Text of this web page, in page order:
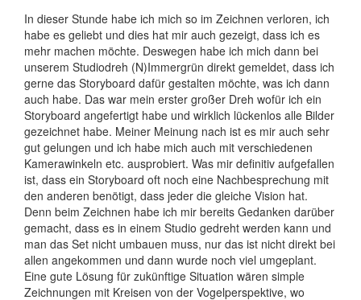
In dieser Stunde habe ich mich so im Zeichnen verloren, ich
habe es geliebt und dies hat mir auch gezeigt, dass ich es
mehr machen möchte. Deswegen habe ich mich dann bei
unserem Studiodreh (N)Immergrün direkt gemeldet, dass ich
gerne das Storyboard dafür gestalten möchte, was ich dann
auch habe. Das war mein erster großer Dreh wofür ich ein
Storyboard angefertigt habe und wirklich lückenlos alle Bilder
gezeichnet habe. Meiner Meinung nach ist es mir auch sehr
gut gelungen und ich habe mich auch mit verschiedenen
Kamerawinkeln etc. ausprobiert. Was mir definitiv aufgefallen
ist, dass ein Storyboard oft noch eine Nachbesprechung mit
den anderen benötigt, dass jeder die gleiche Vision hat.
Denn beim Zeichnen habe ich mir bereits Gedanken darüber
gemacht, dass es in einem Studio gedreht werden kann und
man das Set nicht umbauen muss, nur das ist nicht direkt bei
allen angekommen und dann wurde noch viel umgeplant.
Eine gute Lösung für zukünftige Situation wären simple
Zeichnungen mit Kreisen von der Vogelperspektive, wo